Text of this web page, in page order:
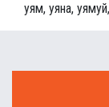
уям, уяна,